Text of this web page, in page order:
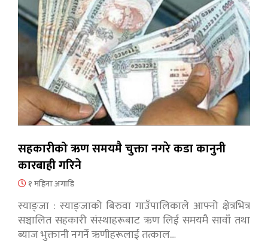
सहकारीको ऋण समयमै चुक्ता नगरे कडा कानुनी
कारबाही गरिने
१ महिना अगाडि
स्याङ्जा : स्याङ्जाको बिरुवा गाउँपालिकाले आफ्नो क्षेत्रभित्र
सञ्चालित सहकारी संस्थाहरूबाट ऋण लिई समयमै सावाँ तथा
ब्याज भुक्तानी नगर्ने ऋणीहरूलाई तत्काल…